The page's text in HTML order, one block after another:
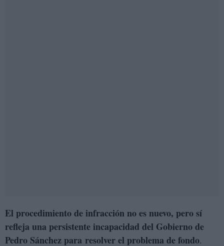
El procedimiento de infracción no es nuevo, pero sí
refleja una persistente incapacidad del Gobierno de
Pedro Sánchez para resolver el problema de fondo.